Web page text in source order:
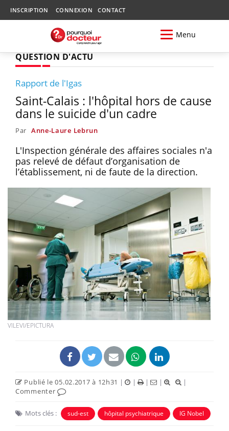
INSCRIPTION CONNEXION CONTACT
Menu
QUESTION D'ACTU
Rapport de l'Igas
Saint-Calais : l'hôpital hors de cause
dans le suicide d'un cadre
Par Anne-Laure Lebrun
L'Inspection générale des affaires sociales n'a
pas relevé de défaut d’organisation de
l’établissement, ni de faute de la direction.
VILEVI/EPICTURA
Publié le 05.02.2017 à 12h31 | | | |
|
Commenter
Mots clés : sud-est hôpital psychiatrique IG Nobel